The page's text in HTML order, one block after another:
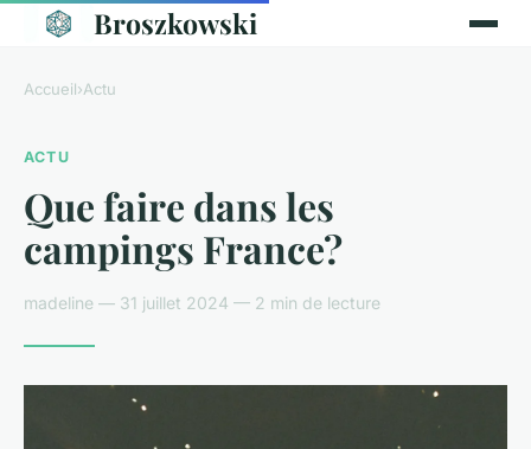
Broszkowski
Accueil›Actu
ACTU
Que faire dans les
campings France?
madeline — 31 juillet 2024 — 2 min de lecture